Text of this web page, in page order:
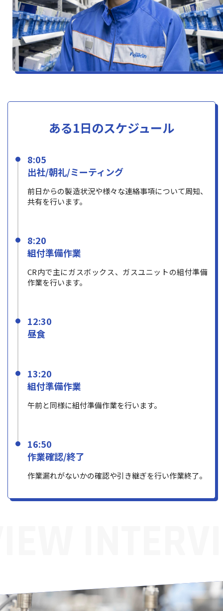
ある1日のスケジュール
8:05
出社/朝礼/ミーティング
前日からの製造状況や様々な連絡事項について周知、
共有を行います。
8:20
組付準備作業
CR内で主にガスボックス、ガスユニットの組付準備
作業を行います。
12:30
昼食
13:20
組付準備作業
午前と同様に組付準備作業を行います。
16:50
作業確認/終了
作業漏れがないかの確認や引き継ぎを行い作業終了。